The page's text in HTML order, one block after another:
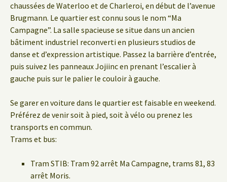
chaussées de Waterloo et de Charleroi, en début de l’avenue
Brugmann. Le quartier est connu sous le nom “Ma
Campagne”. La salle spacieuse se situe dans un ancien
bâtiment industriel reconverti en plusieurs studios de
danse et d’expression artistique. Passez la barrière d’entrée,
puis suivez les panneaux Jojiinc en prenant l’escalier à
gauche puis sur le palier le couloir à gauche.
Se garer en voiture dans le quartier est faisable en weekend.
Préférez de venir soit à pied, soit à vélo ou prenez les
transports en commun.
Trams et bus:
Tram STIB: Tram 92 arrêt Ma Campagne, trams 81, 83
arrêt Moris.